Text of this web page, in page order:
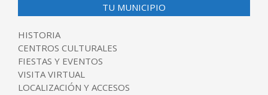
TU MUNICIPIO
HISTORIA
CENTROS CULTURALES
FIESTAS Y EVENTOS
VISITA VIRTUAL
LOCALIZACIÓN Y ACCESOS